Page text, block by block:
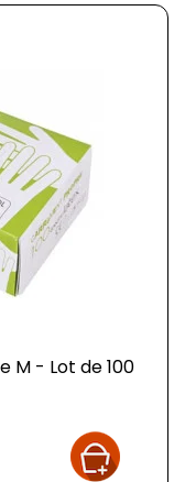
M - Lot de 100